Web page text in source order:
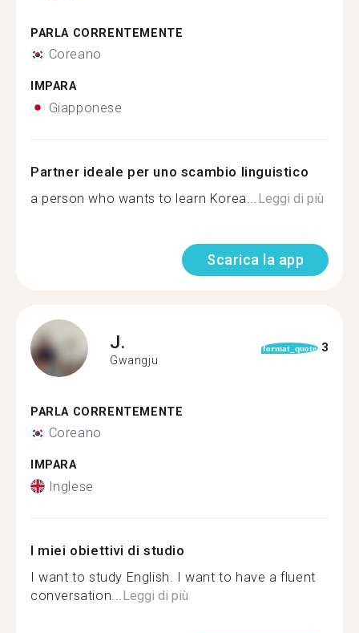
PARLA CORRENTEMENTE
Coreano
IMPARA
Giapponese
Partner ideale per uno scambio linguistico
a person who wants to learn Korea... Leggi di più
Scarica la app
J.
Gwangju
format_quote 3
PARLA CORRENTEMENTE
Coreano
IMPARA
Inglese
I miei obiettivi di studio
I want to study English. I want to have a fluent
conversation... Leggi di più